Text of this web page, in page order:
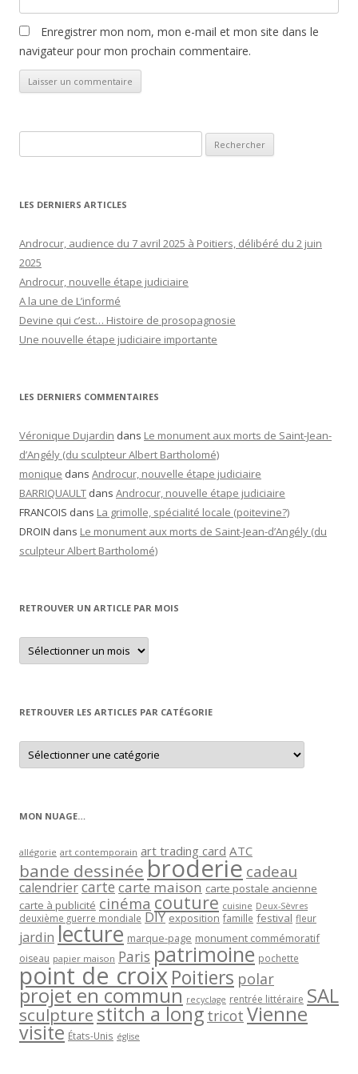
Enregistrer mon nom, mon e-mail et mon site dans le
navigateur pour mon prochain commentaire.
LES DERNIERS ARTICLES
Androcur, audience du 7 avril 2025 à Poitiers, délibéré du 2 juin
2025
Androcur, nouvelle étape judiciaire
A la une de L’informé
Devine qui c’est… Histoire de prosopagnosie
Une nouvelle étape judiciaire importante
LES DERNIERS COMMENTAIRES
Véronique Dujardin dans Le monument aux morts de Saint-Jean-
d’Angély (du sculpteur Albert Bartholomé)
monique dans Androcur, nouvelle étape judiciaire
BARRIQUAULT dans Androcur, nouvelle étape judiciaire
FRANCOIS dans La grimolle, spécialité locale (poitevine?)
DROIN dans Le monument aux morts de Saint-Jean-d’Angély (du
sculpteur Albert Bartholomé)
RETROUVER UN ARTICLE PAR MOIS
Retrouver
un
article
RETROUVER LES ARTICLES PAR CATÉGORIE
Retrouver
les
articles
MON NUAGE…
allégorie art contemporain art trading card ATC
bande dessinée broderie cadeau
calendriercartecarte maison carte postale ancienne
carte à publicité cinéma couture cuisine Deux-Sèvres
deuxième guerre mondiale DIY exposition famille festival fleur
jardin lecture marque-page monument commémoratif
oiseau papier maison Paris patrimoine pochette
point de croixPoitiers polar
projet en commun recyclage rentrée littéraire SAL
sculpturestitch a long tricot Vienne
visite États-Unis église